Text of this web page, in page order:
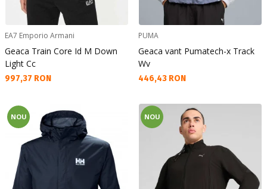
EA7 Emporio Armani
Geaca Train Core Id M Down
Light Cc
Текуща цена:
997,37 RON
PUMA
Geaca vant Pumatech-x Track
Wv
Текуща цена:
446,43 RON
NOU NOU